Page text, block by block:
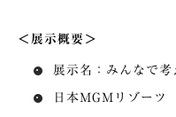
＜展示概要＞
展示名：みんなで
日本MGMリゾーツ